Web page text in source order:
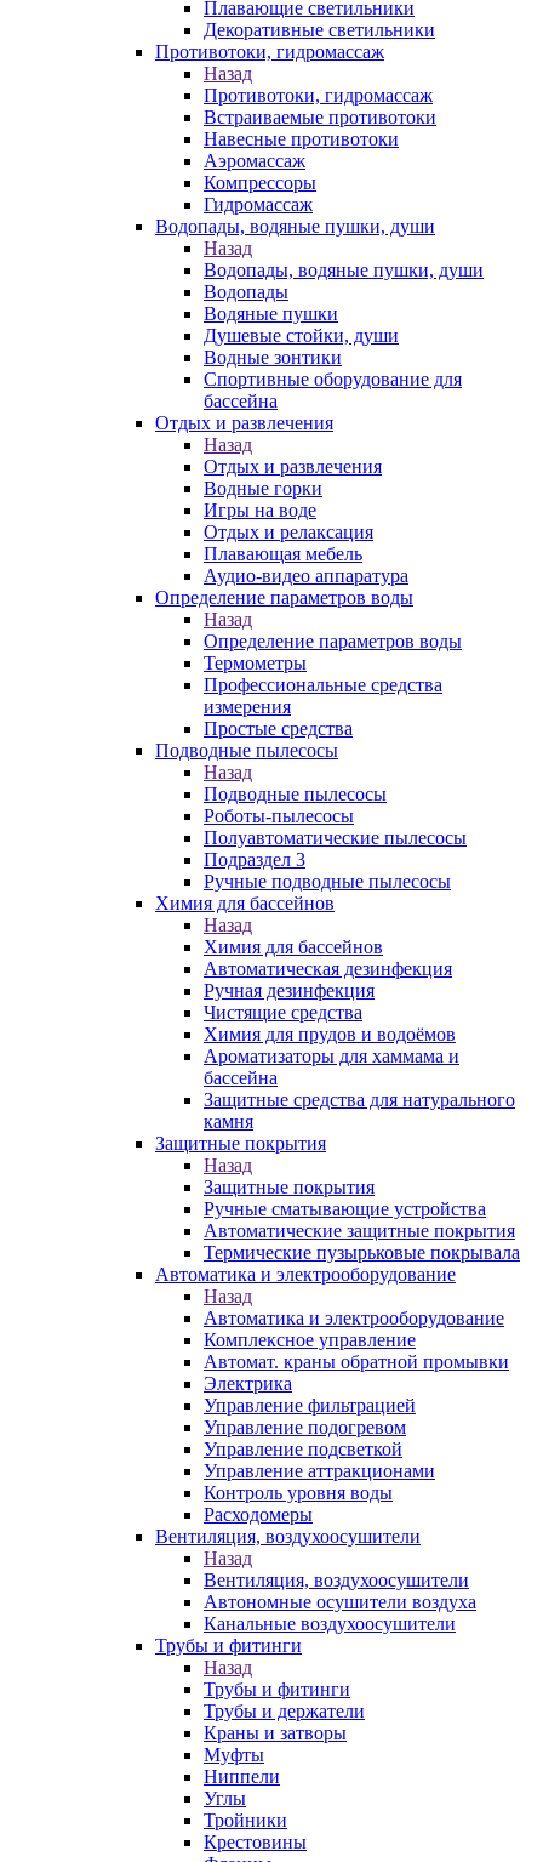
Плавающие светильники
Декоративные светильники
Противотоки, гидромассаж
Назад
Противотоки, гидромассаж
Встраиваемые противотоки
Навесные противотоки
Аэромассаж
Компрессоры
Гидромассаж
Водопады, водяные пушки, души
Назад
Водопады, водяные пушки, души
Водопады
Водяные пушки
Душевые стойки, души
Водные зонтики
Спортивные оборудование для
бассейна
Отдых и развлечения
Назад
Отдых и развлечения
Водные горки
Игры на воде
Отдых и релаксация
Плавающая мебель
Аудио-видео аппаратура
Определение параметров воды
Назад
Определение параметров воды
Термометры
Профессиональные средства
измерения
Простые средства
Подводные пылесосы
Назад
Подводные пылесосы
Роботы-пылесосы
Полуавтоматические пылесосы
Подраздел 3
Ручные подводные пылесосы
Химия для бассейнов
Назад
Химия для бассейнов
Автоматическая дезинфекция
Ручная дезинфекция
Чистящие средства
Химия для прудов и водоёмов
Ароматизаторы для хаммама и
бассейна
Защитные средства для натурального
камня
Защитные покрытия
Назад
Защитные покрытия
Ручные сматывающие устройства
Автоматические защитные покрытия
Термические пузырьковые покрывала
Автоматика и электрооборудование
Назад
Автоматика и электрооборудование
Комплексное управление
Автомат. краны обратной промывки
Электрика
Управление фильтрацией
Управление подогревом
Управление подсветкой
Управление аттракционами
Контроль уровня воды
Расходомеры
Вентиляция, воздухоосушители
Назад
Вентиляция, воздухоосушители
Автономные осушители воздуха
Канальные воздухоосушители
Трубы и фитинги
Назад
Трубы и фитинги
Трубы и держатели
Краны и затворы
Муфты
Ниппели
Углы
Тройники
Крестовины